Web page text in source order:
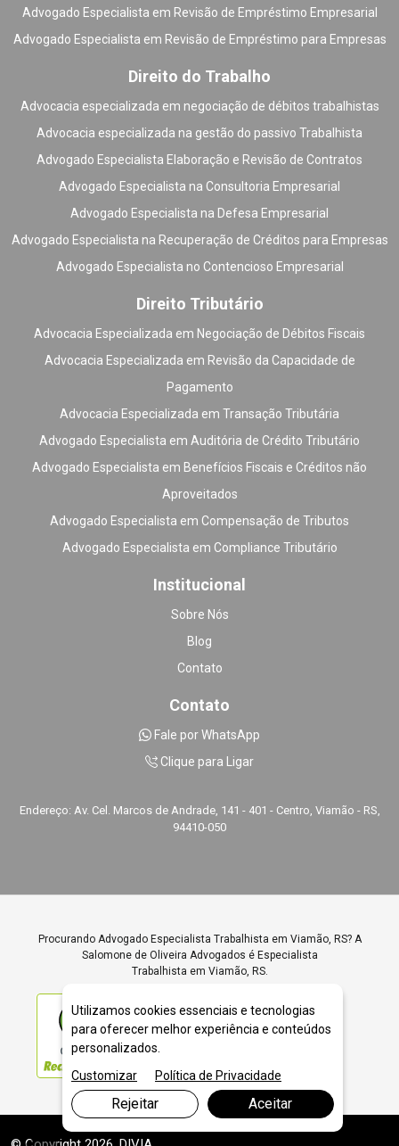
Advogado Especialista em Revisão de Empréstimo Empresarial
Advogado Especialista em Revisão de Empréstimo para Empresas
Direito do Trabalho
Advocacia especializada em negociação de débitos trabalhistas
Advocacia especializada na gestão do passivo Trabalhista
Advogado Especialista Elaboração e Revisão de Contratos
Advogado Especialista na Consultoria Empresarial
Advogado Especialista na Defesa Empresarial
Advogado Especialista na Recuperação de Créditos para Empresas
Advogado Especialista no Contencioso Empresarial
Direito Tributário
Advocacia Especializada em Negociação de Débitos Fiscais
Advocacia Especializada em Revisão da Capacidade de
Pagamento
Advocacia Especializada em Transação Tributária
Advogado Especialista em Auditória de Crédito Tributário
Advogado Especialista em Benefícios Fiscais e Créditos não
Aproveitados
Advogado Especialista em Compensação de Tributos
Advogado Especialista em Compliance Tributário
Institucional
Sobre Nós
Blog
Contato
Contato
Fale por WhatsApp
Clique para Ligar
Endereço: Av. Cel. Marcos de Andrade, 141 - 401 - Centro, Viamão - RS,
94410-050
Procurando Advogado Especialista Trabalhista em Viamão, RS? A
Salomone de Oliveira Advogados é Especialista
Trabalhista em Viamão, RS.
ÓTIMO
Utilizamos cookies essenciais e tecnologias
para oferecer melhor experiência e conteúdos
personalizados.
Customizar
Política de Privacidade
Rejeitar Aceitar